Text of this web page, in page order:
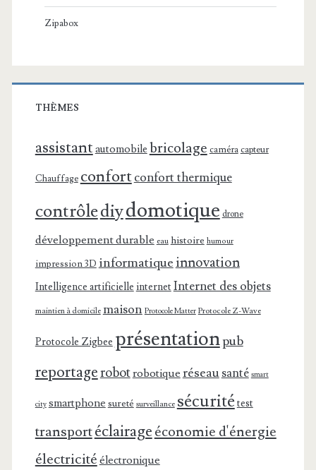
Zipabox
THÈMES
assistant automobile bricolage caméra capteur
Chauffage confortconfort thermique
contrôlediydomotique drone
développement durable eau histoire humour
impression 3D informatiqueinnovation
Intelligence artificielle internet Internet des objets
maintien à domicile maison Protocole Matter Protocole Z-Wave
Protocole Zigbee présentationpub
reportagerobotrobotique réseausanté smart
city smartphone sureté surveillance sécuritétest
transportéclairageéconomie d'énergie
électricité électronique